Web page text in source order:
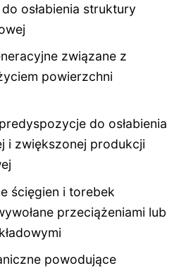
osłabienia struktury
związane z
powierzchni
do osłabienia
i zwiększonej produkcji
ścięgien i torebek
przeciążeniami lub
powodujące